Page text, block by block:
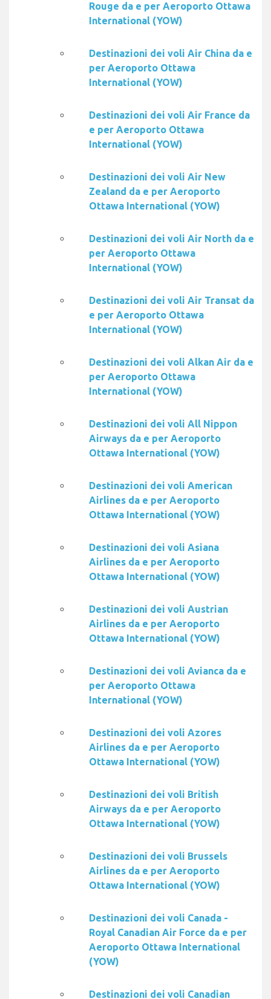
Rouge da e per Aeroporto Ottawa
International (YOW)
Destinazioni dei voli Air China da e
per Aeroporto Ottawa
International (YOW)
Destinazioni dei voli Air France da
e per Aeroporto Ottawa
International (YOW)
Destinazioni dei voli Air New
Zealand da e per Aeroporto
Ottawa International (YOW)
Destinazioni dei voli Air North da e
per Aeroporto Ottawa
International (YOW)
Destinazioni dei voli Air Transat da
e per Aeroporto Ottawa
International (YOW)
Destinazioni dei voli Alkan Air da e
per Aeroporto Ottawa
International (YOW)
Destinazioni dei voli All Nippon
Airways da e per Aeroporto
Ottawa International (YOW)
Destinazioni dei voli American
Airlines da e per Aeroporto
Ottawa International (YOW)
Destinazioni dei voli Asiana
Airlines da e per Aeroporto
Ottawa International (YOW)
Destinazioni dei voli Austrian
Airlines da e per Aeroporto
Ottawa International (YOW)
Destinazioni dei voli Avianca da e
per Aeroporto Ottawa
International (YOW)
Destinazioni dei voli Azores
Airlines da e per Aeroporto
Ottawa International (YOW)
Destinazioni dei voli British
Airways da e per Aeroporto
Ottawa International (YOW)
Destinazioni dei voli Brussels
Airlines da e per Aeroporto
Ottawa International (YOW)
Destinazioni dei voli Canada -
Royal Canadian Air Force da e per
Aeroporto Ottawa International
(YOW)
Destinazioni dei voli Canadian